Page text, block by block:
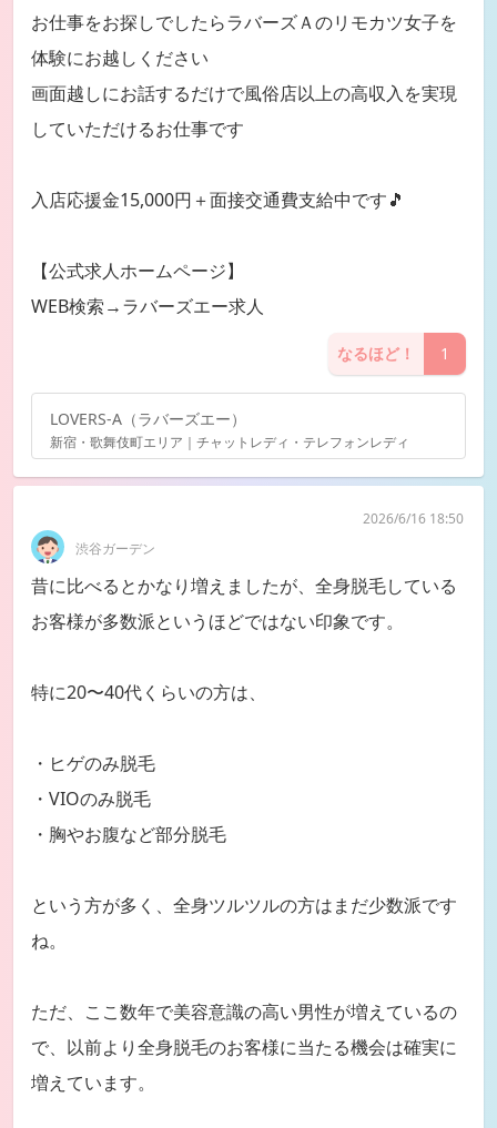
お仕事をお探しでしたらラバーズＡのリモカツ女子を
体験にお越しください
画面越しにお話するだけで風俗店以上の高収入を実現
していただけるお仕事です
入店応援金15,000円＋面接交通費支給中です🎵
【公式求人ホームページ】
WEB検索→ラバーズエー求人
なるほど！ 1
LOVERS-A（ラバーズエー）
新宿・歌舞伎町エリア｜チャットレディ・テレフォンレディ
渋谷ガーデン
2026/6/16 18:50
昔に比べるとかなり増えましたが、全身脱毛している
お客様が多数派というほどではない印象です。
特に20〜40代くらいの方は、
・ヒゲのみ脱毛
・VIOのみ脱毛
・胸やお腹など部分脱毛
という方が多く、全身ツルツルの方はまだ少数派です
ね。
ただ、ここ数年で美容意識の高い男性が増えているの
で、以前より全身脱毛のお客様に当たる機会は確実に
増えています。